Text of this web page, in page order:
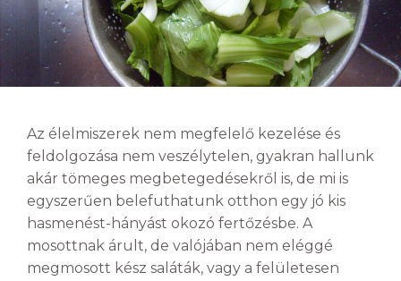
Az élelmiszerek nem megfelelő kezelése és
feldolgozása nem veszélytelen, gyakran hallunk
akár tömeges megbetegedésekről is, de mi is
egyszerűen belefuthatunk otthon egy jó kis
hasmenést-hányást okozó fertőzésbe. A
mosottnak árult, de valójában nem eléggé
megmosott kész saláták, vagy a felületesen